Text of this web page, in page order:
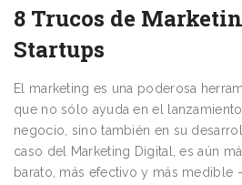
8 Trucos de
Startups
El marketing es una poderosa
que no sólo ayuda en el
negocio, sino también en su
caso del Marketing Digital, es aún
barato, más efectivo y más medible